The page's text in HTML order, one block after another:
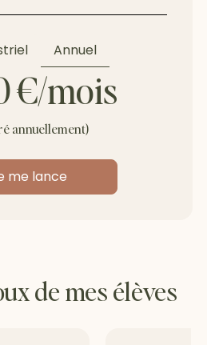
Annuel
€/mois
annuellement)
me lance
de mes élèves